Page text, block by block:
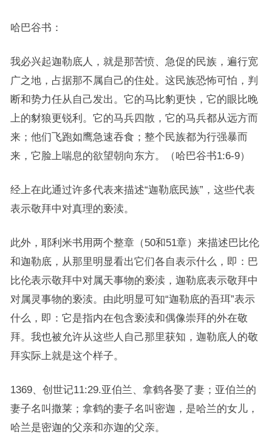
哈巴谷书：
我必兴起迦勒底人，就是那苦愤、急促的民族，遍行宽
广之地，占据那不属自己的住处。这民族恐怖可怕，判
断和势力任从自己发出。它的马比豹更快，它的眼比晚
上的豺狼更锐利。它的马兵四散，它的马兵都从远方而
来；他们飞跑如鹰急速吞食；整个民族都为行强暴而
来，它脸上喘息的欲望朝向东方。（哈巴谷书1:6-9）
经上在此通过许多代表来描述“迦勒底民族”，这些代表
表示敬拜中对真理的亵渎。
此外，耶利米书用两个整章（50和51章）来描述巴比伦
和迦勒底，从那里明显看出它们各自表示什么，即：巴
比伦表示敬拜中对属天事物的亵渎，迦勒底表示敬拜中
对属灵事物的亵渎。由此明显可知“迦勒底的吾珥”表示
什么，即：它是指内在包含亵渎和偶像崇拜的外在敬
拜。我也被允许从这些人自己那里获知，迦勒底人的敬
拜实际上就是这个样子。
1369、创世记11:29.亚伯兰、拿鹤各娶了妻；亚伯兰的
妻子名叫撒莱；拿鹤的妻子名叫密迦，是哈兰的女儿，
哈兰是密迦的父亲和亦迦的父亲。